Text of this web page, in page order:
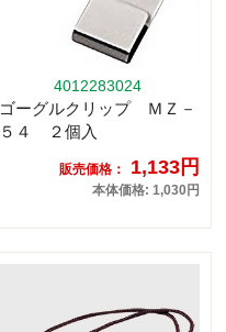
4012283024
ゴーグルクリップ ＭＺ－
５４ ２個入
販売価格： 1,133円
本体価格: 1,030円